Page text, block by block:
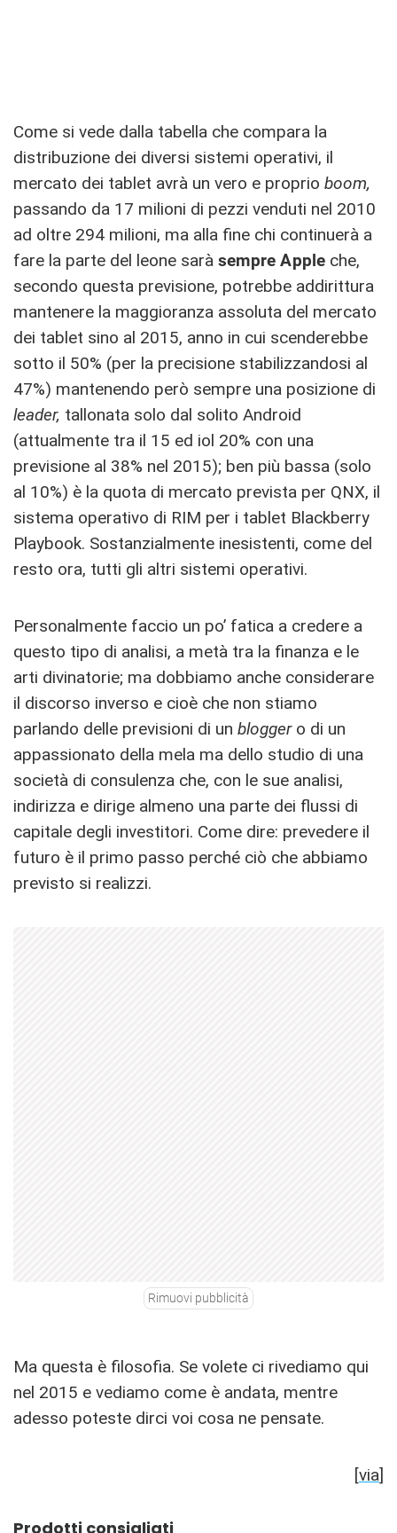
Come si vede dalla tabella che compara la
distribuzione dei diversi sistemi operativi, il
mercato dei tablet avrà un vero e proprio boom,
passando da 17 milioni di pezzi venduti nel 2010
ad oltre 294 milioni, ma alla fine chi continuerà a
fare la parte del leone sarà sempre Apple che,
secondo questa previsione, potrebbe addirittura
mantenere la maggioranza assoluta del mercato
dei tablet sino al 2015, anno in cui scenderebbe
sotto il 50% (per la precisione stabilizzandosi al
47%) mantenendo però sempre una posizione di
leader, tallonata solo dal solito Android
(attualmente tra il 15 ed iol 20% con una
previsione al 38% nel 2015); ben più bassa (solo
al 10%) è la quota di mercato prevista per QNX, il
sistema operativo di RIM per i tablet Blackberry
Playbook. Sostanzialmente inesistenti, come del
resto ora, tutti gli altri sistemi operativi.
Personalmente faccio un po’ fatica a credere a
questo tipo di analisi, a metà tra la finanza e le
arti divinatorie; ma dobbiamo anche considerare
il discorso inverso e cioè che non stiamo
parlando delle previsioni di un bloggero di un
appassionato della mela ma dello studio di una
società di consulenza che, con le sue analisi,
indirizza e dirige almeno una parte dei flussi di
capitale degli investitori. Come dire: prevedere il
futuro è il primo passo perché ciò che abbiamo
previsto si realizzi.
Rimuovi pubblicità
Ma questa è filosofia. Se volete ci rivediamo qui
nel 2015 e vediamo come è andata, mentre
adesso poteste dirci voi cosa ne pensate.
[via]
Prodotti consigliati